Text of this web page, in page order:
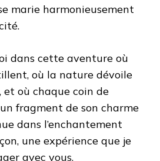
marie harmonieusement
dans cette aventure où
où la nature dévoile
et où chaque coin de
fragment de son charme
dans l’enchantement
une expérience que je
avec vous.